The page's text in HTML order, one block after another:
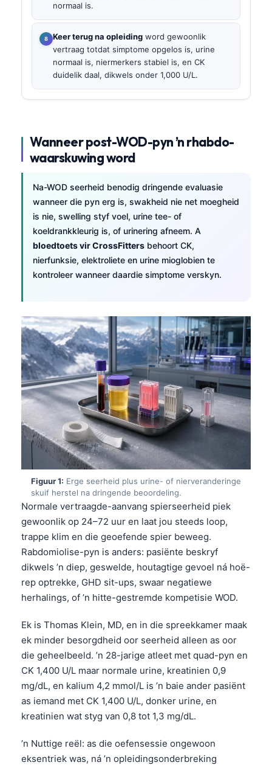
normaal is.
Keer terug na opleiding word gewoonlik
vertraag totdat simptome opgelos is, urine
normaal is, niermerkers stabiel is, en CK
duidelik daal, dikwels onder 1,000 U/L.
Wanneer post-WOD-pyn ’n rhabdo-
waarskuwing word
Na-WOD seerheid benodig dringende evaluasie
wanneer die pyn erg is, swakheid nie net moegheid
is nie, swelling styf voel, urine tee- of
koeldrankkleurig is, of urinering afneem. A
bloedtoets vir CrossFitters behoort CK,
nierfunksie, elektroliete en urine mioglobien te
kontroleer wanneer daardie simptome verskyn.
Figuur 1: Erge seerheid plus urine- of nierveranderinge
skuif herstel na dringende beoordeling.
Normale vertraagde-aanvang spierseerheid piek
gewoonlik op 24–72 uur en laat jou steeds loop,
trappe klim en die geoefende spier beweeg.
Rabdomiolise-pyn is anders: pasiënte beskryf
dikwels ’n diep, geswelde, houtagtige gevoel ná hoë-
rep optrekke, GHD sit-ups, swaar negatiewe
herhalings, of ’n hitte-gestremde kompetisie WOD.
Ek is Thomas Klein, MD, en in die spreekkamer maak
ek minder besorgdheid oor seerheid alleen as oor
die geheelbeeld. ’n 28-jarige atleet met quad-pyn en
CK 1,400 U/L maar normale urine, kreatinien 0,9
mg/dL, en kalium 4,2 mmol/L is ’n baie ander pasiënt
as iemand met CK 1,400 U/L, donker urine, en
kreatinien wat styg van 0,8 tot 1,3 mg/dL.
’n Nuttige reël: as die oefensessie ongewoon
eksentriek was, ná ’n opleidingsonderbreking